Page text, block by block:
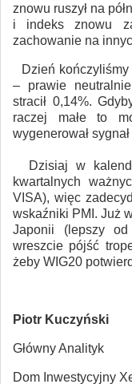
znowu ruszył na
i indeks znowu
zachowanie na
Dzień kończyliśmy
– prawie
stracił 0,14%.
raczej małe to
wygenerował
Dzisiaj w
kwartalnych
VISA), więc
wskaźniki PMI. Już
Japonii (lepszy
wreszcie pójść
żeby WIG20
Piotr Kuczyński
Główny Analityk
Dom Inwestycyjny